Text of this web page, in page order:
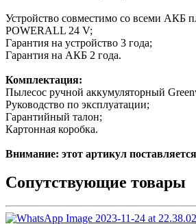
Устройство совместимо со всеми АКБ
POWERALL 24 V;
Гарантия на устройство 3 года;
Гарантия на АКБ 2 года.
Комплектация:
Пылесос ручной аккумуляторный
Руководство по эксплуатации;
Гарантийный талон;
Картонная коробка.
Внимание: этот артикул
Сопутствующие товары